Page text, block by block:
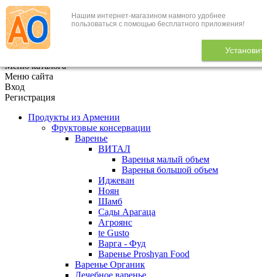
Нашим интернет-магазином намного удобнее
пользоваться с помощью бесплатного приложения!
+7 (495) 646-888-1
В корзине 0
Меню каталога
Меню сайта
Вход
Регистрация
Продукты из Армении
Фруктовые консервации
Варенье
ВИТАЛ
Варенья малый объем
Варенья большой объем
Иджеван
Ноян
Шамб
Сады Арагаца
Агроянс
te Gusto
Варга - Фуд
Варенье Proshyan Food
Варенье Органик
Лечебное варенье